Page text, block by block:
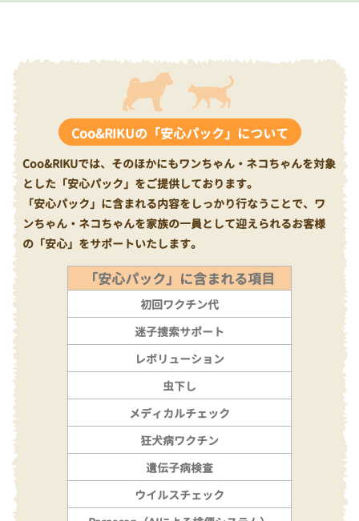
Coo&RIKUの「安心パック」について
Coo&RIKUでは、そのほかにもワンちゃん・ネコちゃんを対象
とした「安心パック」をご提供しております。
「安心パック」に含まれる内容をしっかり行なうことで、ワ
ンちゃん・ネコちゃんを家族の一員として迎えられるお客様
の「安心」をサポートいたします。
「安心パック」に含まれる項目
初回ワクチン代
迷子捜索サポート
レボリューション
虫下し
メディカルチェック
狂犬病ワクチン
遺伝子病検査
ウイルスチェック